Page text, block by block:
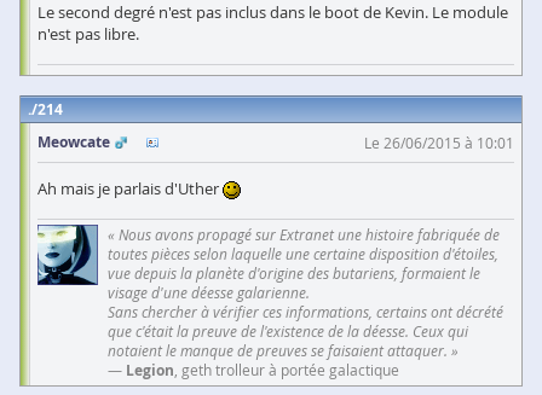
Le second degré n'est pas inclus dans le boot de Kevin. Le module
n'est pas libre.
214
Meowcate
Le 26/06/2015 à 10:01
Ah mais je parlais d'Uther
« Nous avons propagé sur Extranet une histoire fabriquée de
toutes pièces selon laquelle une certaine disposition d'étoiles,
vue depuis la planète d'origine des butariens, formaient le
visage d'une déesse galarienne.
Sans chercher à vérifier ces informations, certains ont décrété
que c'était la preuve de l'existence de la déesse. Ceux qui
notaient le manque de preuves se faisaient attaquer. »
— Legion, geth trolleur à portée galactique